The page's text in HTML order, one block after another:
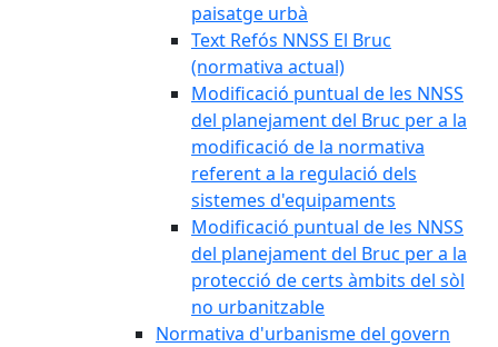
paisatge urbà
Text Refós NNSS El Bruc
(normativa actual)
Modificació puntual de les NNSS
del planejament del Bruc per a la
modificació de la normativa
referent a la regulació dels
sistemes d'equipaments
Modificació puntual de les NNSS
del planejament del Bruc per a la
protecció de certs àmbits del sòl
no urbanitzable
Normativa d'urbanisme del govern